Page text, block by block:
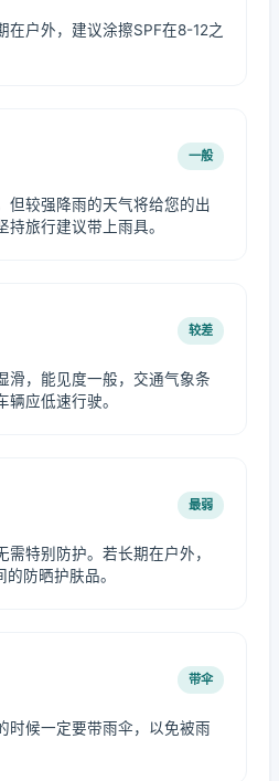
在户外，建议涂擦SPF在8-12之
一般
但较强降雨的天气将给您的出
旅行建议带上雨具。
较差
滑，能见度一般，交通气象条
应低速行驶。
最弱
特别防护。若长期在户外，
防晒护肤品。
带伞
时候一定要带雨伞，以免被雨